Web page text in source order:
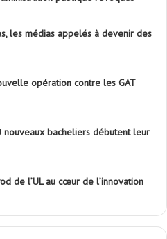
les médias appelés à devenir des
opération contre les GAT
nouveaux bacheliers débutent leur
de l’UL au cœur de l’innovation